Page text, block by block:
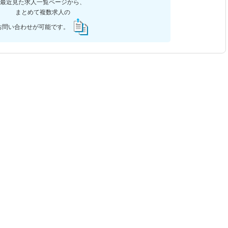
最近見た求人一覧ページから、
まとめて複数求人の
問い合わせが可能です。